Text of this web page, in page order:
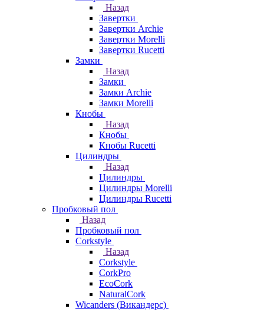
Назад
Завертки
Завертки Archie
Завертки Morelli
Завертки Rucetti
Замки
Назад
Замки
Замки Archie
Замки Morelli
Кнобы
Назад
Кнобы
Кнобы Rucetti
Цилиндры
Назад
Цилиндры
Цилиндры Morelli
Цилиндры Rucetti
Пробковый пол
Назад
Пробковый пол
Corkstyle
Назад
Corkstyle
CorkPro
EcoCork
NaturalCork
Wicanders (Викандерс)